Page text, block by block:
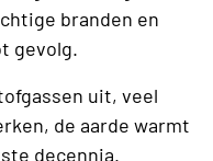
branden en
gevolg.
uit, veel
de aarde warmt
decennia.